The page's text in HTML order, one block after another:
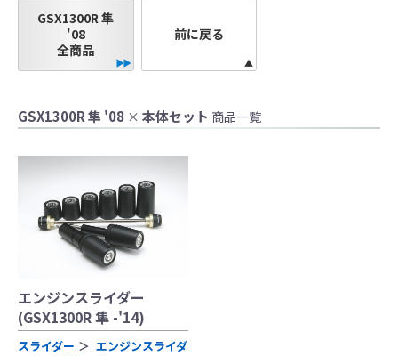
GSX1300R 隼
'08
全商品
前に戻る
GSX1300R 隼 '08 × 本体セット 商品一覧
エンジンスライダー
(GSX1300R 隼 -'14)
スライダー
エンジンスライダ
●当HP内では、マフラーの取付けイメージをわ
かりやすくするために一般車両に装着した写
真を使用しております。
ーツ走行ならびにレース使用を目的としてお
り公道（※）での使用は出来ません。
●国内で開催される全ての競技に対応するわけ
レースでの使用に際しては、主催者が発行す
る競技規則を確認の上、お客様ご自身の判断
により装着をお願い致します。
●取り付けについては専門の資格と知識・経験
ル、指定の基準に基づいた取り付けを行って
ください。
なお、取付時、使用時、その他で起きた全て